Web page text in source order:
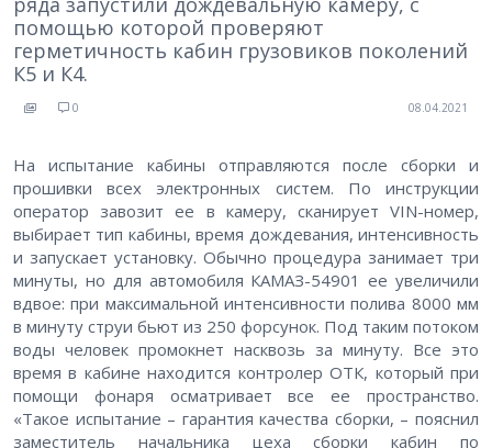
помощью которой проверяют
герметичность кабин грузовиков поколений
К5 и К4.
0 08.04.2021
На испытание кабины отправляются после сборки и
прошивки всех электронных систем. По инструкции
оператор завозит ее в камеру, сканирует VIN-номер,
выбирает тип кабины, время дождевания, интенсивность
и запускает установку. Обычно процедура занимает три
минуты, но для автомобиля КАМАЗ-54901 ее увеличили
вдвое: при максимальной интенсивности полива 8000 мм
в минуту струи бьют из 250 форсунок. Под таким потоком
воды человек промокнет насквозь за минуту. Все это
время в кабине находится контролер ОТК, который при
помощи фонаря осматривает все ее пространство.
«Такое испытание – гарантия качества сборки, – пояснил
заместитель начальника цеха сборки кабин по